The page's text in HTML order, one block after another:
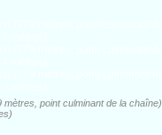
point culminant de la